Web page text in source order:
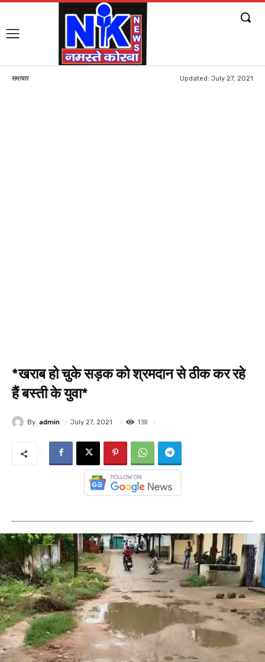
समाचार Updated: July 27, 2021
*खराब हो चुके सड़क को श्रमदान से ठीक कर रहे
हैं बस्ती के युवा*
By admin July 27, 2021 138